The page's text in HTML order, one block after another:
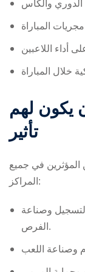
يكون لهم
تأثير
المؤثرين في جميع
المراكز:
وصناعة
الفرص.